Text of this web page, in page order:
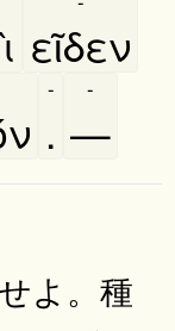
εῖδεν
.
-
—
-
よ。種